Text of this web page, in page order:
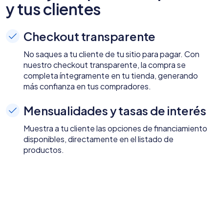
y tus clientes
Checkout transparente
No saques a tu cliente de tu sitio para pagar. Con
nuestro checkout transparente, la compra se
completa íntegramente en tu tienda, generando
más confianza en tus compradores.
Mensualidades y tasas de interés
Muestra a tu cliente las opciones de financiamiento
disponibles, directamente en el listado de
productos.